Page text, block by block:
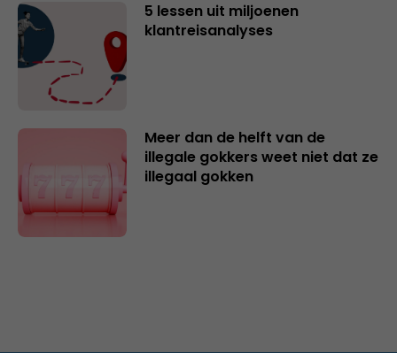
5 lessen uit miljoenen
klantreisanalyses
Meer dan de helft van de
illegale gokkers weet niet dat ze
illegaal gokken